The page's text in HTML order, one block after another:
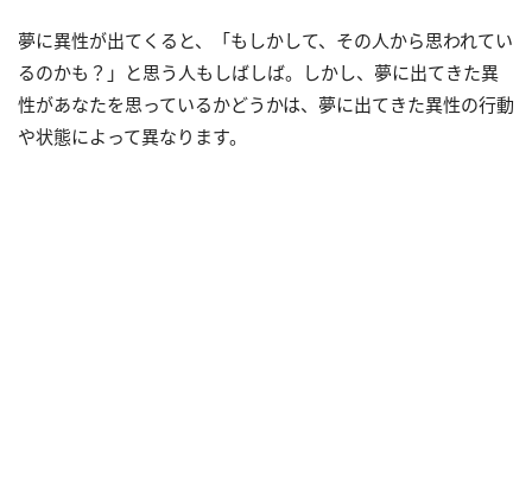
夢に異性が出てくると、「もしかして、その人から思われてい
るのかも？」と思う人もしばしば。しかし、夢に出てきた異
性があなたを思っているかどうかは、夢に出てきた異性の行動
や状態によって異なります。